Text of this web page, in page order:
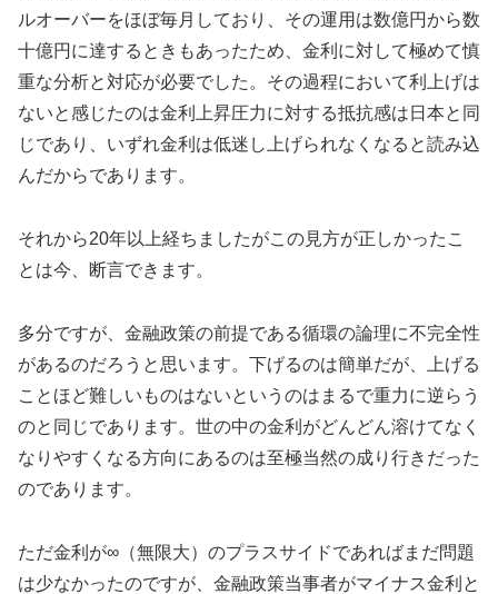
ルオーバーをほぼ毎月しており、その運用は数億円から数
十億円に達するときもあったため、金利に対して極めて慎
重な分析と対応が必要でした。その過程において利上げは
ないと感じたのは金利上昇圧力に対する抵抗感は日本と同
じであり、いずれ金利は低迷し上げられなくなると読み込
んだからであります。
それから20年以上経ちましたがこの見方が正しかったこ
とは今、断言できます。
多分ですが、金融政策の前提である循環の論理に不完全性
があるのだろうと思います。下げるのは簡単だが、上げる
ことほど難しいものはないというのはまるで重力に逆らう
のと同じであります。世の中の金利がどんどん溶けてなく
なりやすくなる方向にあるのは至極当然の成り行きだった
のであります。
ただ金利が∞（無限大）のプラスサイドであればまだ問題
は少なかったのですが、金融政策当事者がマイナス金利と